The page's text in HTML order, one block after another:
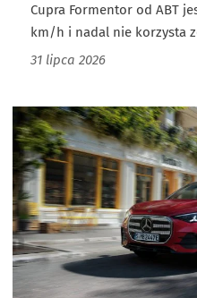
Cupra Formentor od ABT
km/h i nadal nie korzysta
31 lipca 2026